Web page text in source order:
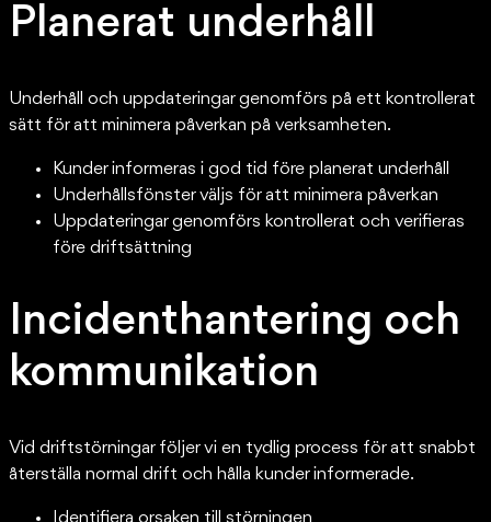
Planerat underhåll
Underhåll och uppdateringar genomförs på ett kontrollerat
sätt för att minimera påverkan på verksamheten.
Kunder informeras i god tid före planerat underhåll
Underhållsfönster väljs för att minimera påverkan
Uppdateringar genomförs kontrollerat och verifieras
före driftsättning
Incidenthantering och
kommunikation
Vid driftstörningar följer vi en tydlig process för att snabbt
återställa normal drift och hålla kunder informerade.
Identifiera orsaken till störningen